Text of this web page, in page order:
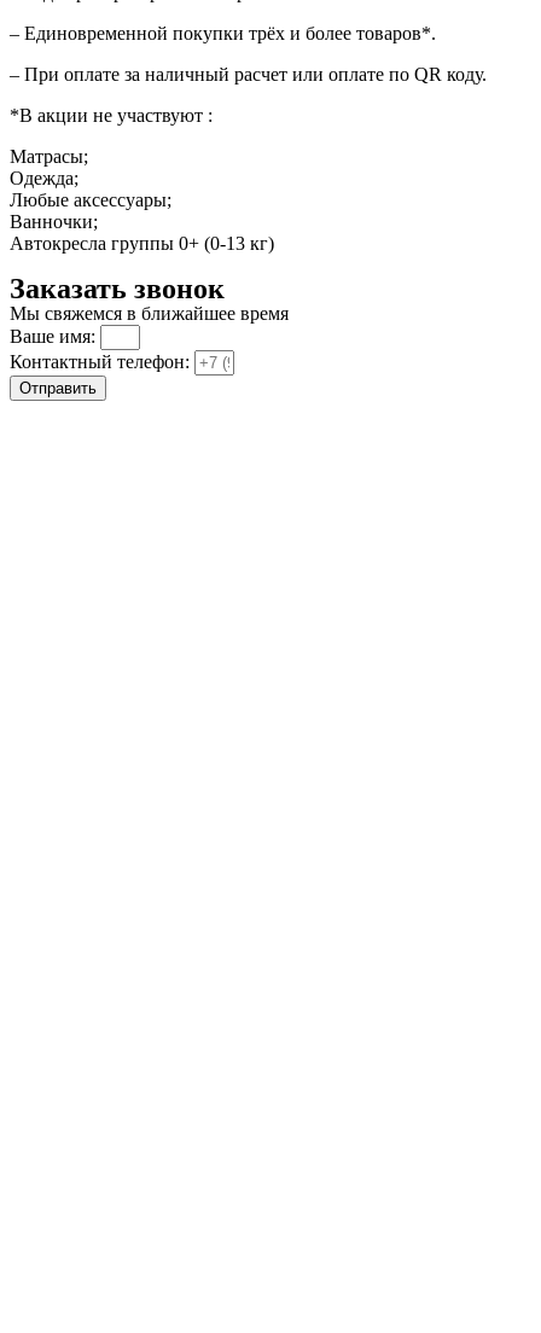
– Единовременной покупки трёх и более товаров*.
– При оплате за наличный расчет или оплате по QR коду.
*В акции не участвуют :
Матрасы;
Одежда;
Любые аксессуары;
Ванночки;
Автокресла группы 0+ (0-13 кг)
Заказать звонок
Мы свяжемся в ближайшее время
Ваше имя:
Контактный телефон:
Отправить